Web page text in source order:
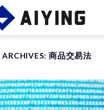
商品交易法